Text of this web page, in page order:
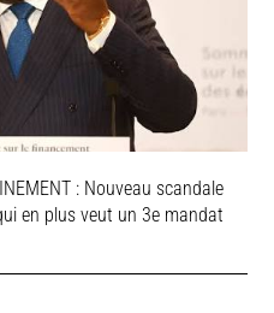
: Nouveau scandale
en plus veut un 3e mandat